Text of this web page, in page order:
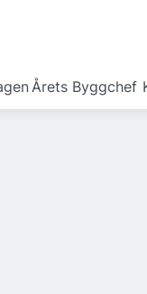
Årets Byggchef